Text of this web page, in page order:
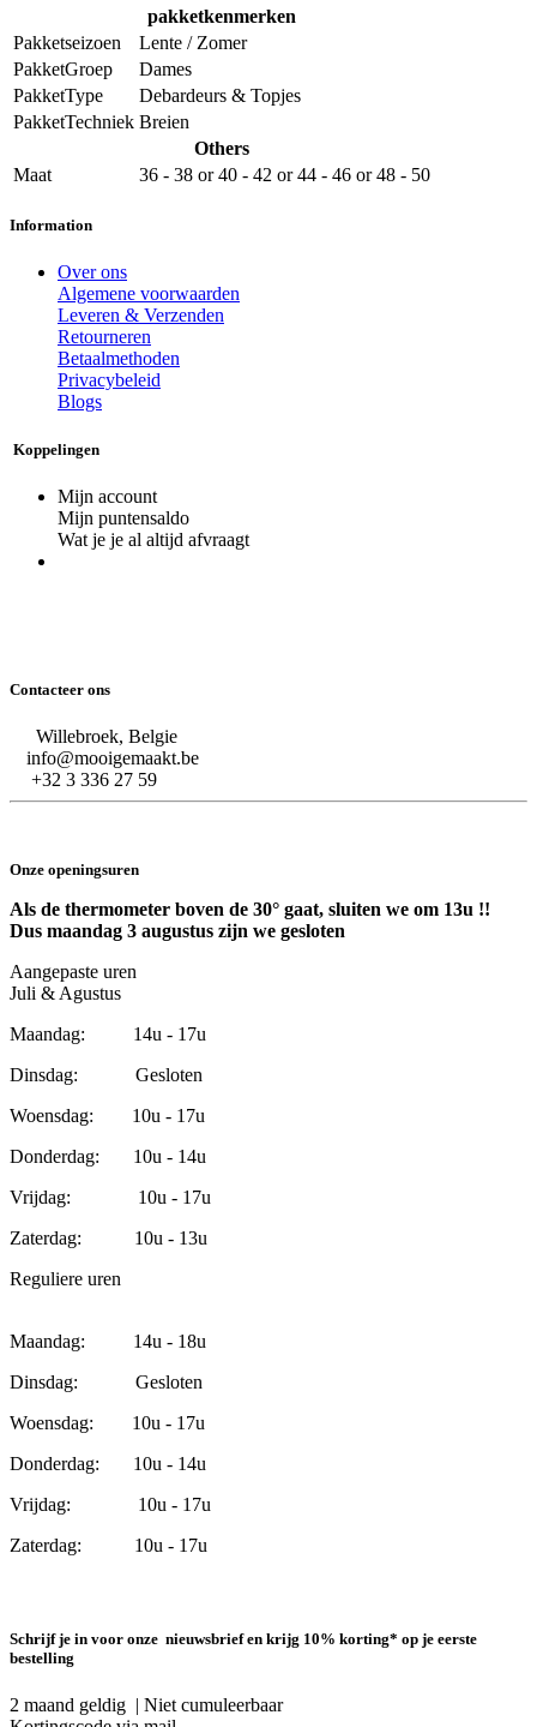
pakketkenmerken
Pakketseizoen
Lente / Zomer
PakketGroep
Dames
PakketType
Debardeurs & Topjes
PakketTechniek Breien
Others
Maat
36 - 38 or40 - 42 or44 - 46 or48 - 50
Information
Over ons
Algemene voorwaarden
Leveren & Verzenden
Retourneren
Betaalmethoden
Privacybeleid
Blogs
Koppelingen
Mijn account
Mijn puntensaldo
Wat je je al altijd afvraagt
Contacteer ons
Willebroek, Belgie
info@mooigemaakt.be
+32 3 336 27 59
Onze openingsuren
Als de thermometer boven de 30° gaat, sluiten we om 13u !!
Dus maandag 3 augustus zijn we gesloten
Aangepaste uren
Juli & Agustus
Maandag: 14u - 17u
Dinsdag: Gesloten
Woensdag: 10u - 17u
Donderdag: 10u - 14u
Vrijdag: 10u - 17u
Zaterdag: 10u - 13u
Reguliere uren
Maandag: 14u - 18u
Dinsdag: Gesloten
Woensdag: 10u - 17u
Donderdag: 10u - 14u
Vrijdag: 10u - 17u
Zaterdag: 10u - 17u
Schrijf je in voor onze nieuwsbrief en krijg 10% korting* op je eerste
bestelling
2 maand geldig | Niet cumuleerbaar